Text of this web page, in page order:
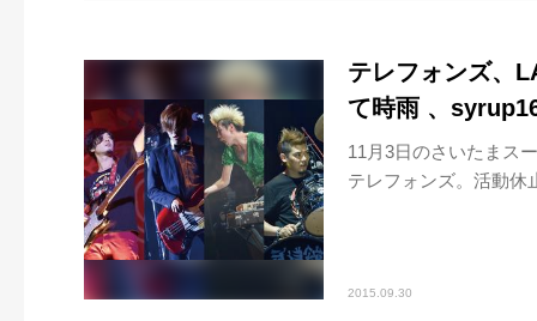
テレフォンズ、
て時雨 、
11月3日のさいたまス
テレフォンズ。活動休
2015.09.30